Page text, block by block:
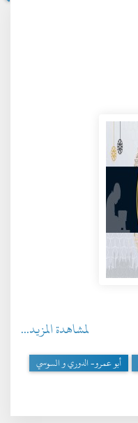
لمشاهدة المزيد...
أبو عمرو- الدوري و السوسي